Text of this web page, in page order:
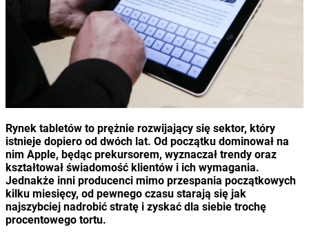
Rynek tabletów to prężnie rozwijający się sektor, który
istnieje dopiero od dwóch lat. Od początku dominował na
nim Apple, będąc prekursorem, wyznaczał trendy oraz
kształtował świadomość klientów i ich wymagania.
Jednakże inni producenci mimo przespania początkowych
kilku miesięcy, od pewnego czasu starają się jak
najszybciej nadrobić stratę i zyskać dla siebie trochę
procentowego tortu.